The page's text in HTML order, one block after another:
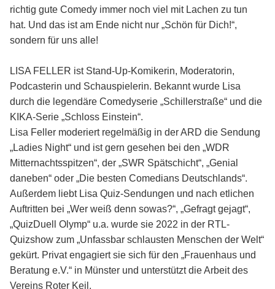
richtig gute Comedy immer noch viel mit Lachen zu tun
hat. Und das ist am Ende nicht nur „Schön für Dich!“,
sondern für uns alle!
LISA FELLER ist Stand-Up-Komikerin, Moderatorin,
Podcasterin und Schauspielerin. Bekannt wurde Lisa
durch die legendäre Comedyserie „Schillerstraße“ und die
KIKA-Serie „Schloss Einstein“.
Lisa Feller moderiert regelmäßig in der ARD die Sendung
„Ladies Night“ und ist gern gesehen bei den „WDR
Mitternachtsspitzen“, der „SWR Spätschicht“, „Genial
daneben“ oder „Die besten Comedians Deutschlands“.
Außerdem liebt Lisa Quiz-Sendungen und nach etlichen
Auftritten bei „Wer weiß denn sowas?“, „Gefragt gejagt“,
„QuizDuell Olymp“ u.a. wurde sie 2022 in der RTL-
Quizshow zum „Unfassbar schlausten Menschen der Welt“
gekürt. Privat engagiert sie sich für den „Frauenhaus und
Beratung e.V.“ in Münster und unterstützt die Arbeit des
Vereins Roter Keil.